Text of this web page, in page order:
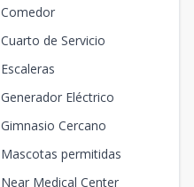
Comedor
Cuarto de Servicio
Escaleras
Generador Eléctrico
Gimnasio Cercano
Mascotas permitidas
Near Medical Center